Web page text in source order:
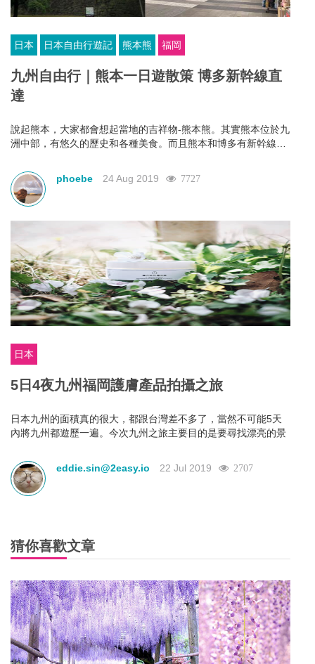
日本 日本自由行遊記 熊本熊 福岡
九州自由行｜熊本一日遊散策 博多新幹線直
達
說起熊本，大家都會想起當地的吉祥物-熊本熊。其實熊本位於九
洲中部，有悠久的歷史和各種美食。而且熊本和博多有新幹線連
遊玩的可以作參考。
phoebe 24 Aug 2019 7727
日本
5日4夜九州福岡護膚產品拍攝之旅
日本九州的面積真的很大，都跟台灣差不多了，當然不可能5天
內將九州都遊歷一遍。今次九州之旅主要目的是要尋找漂亮的景
先從北九州的「福岡」開始玩起，為大家尋找方便易去的美景
哦。
eddie.sin@2easy.io 22 Jul 2019 2707
猜你喜歡文章